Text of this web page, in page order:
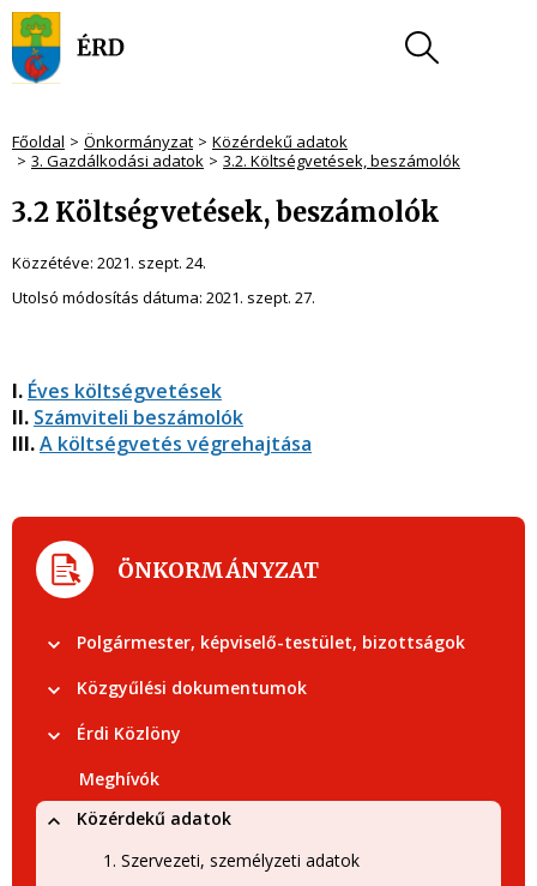
Főoldal Önkormányzat
Közérdekű adatok
3. Gazdálkodási adatok
3.2. Költségvetések, beszámolók
3.2 Költségvetések, beszámolók
Közzétéve: 2021. szept. 24.
Utolsó módosítás dátuma: 2021. szept. 27.
I. Éves költségvetések
II. Számviteli beszámolók
III.A költségvetés végrehajtása
ÖNKORMÁNYZAT
Polgármester, képviselő-testület, bizottságok
Közgyűlési dokumentumok
Érdi Közlöny
Meghívók
Közérdekű adatok
1. Szervezeti, személyzeti adatok